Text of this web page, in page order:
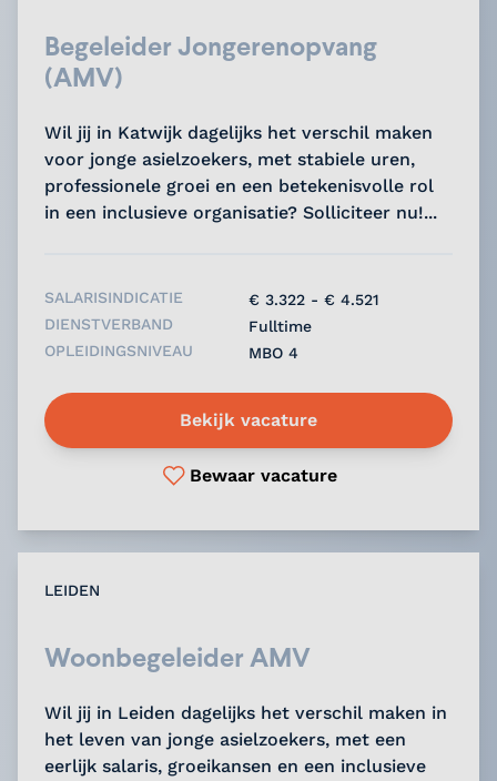
Begeleider Jongerenopvang
(AMV)
Wil jij in Katwijk dagelijks het verschil maken
voor jonge asielzoekers, met stabiele uren,
professionele groei en een betekenisvolle rol
in een inclusieve organisatie? Solliciteer nu!...
SALARISINDICATIE
€ 3.322 - € 4.521
DIENSTVERBAND
Fulltime
OPLEIDINGSNIVEAU
MBO 4
Bekijk vacature
Bewaar vacature
LEIDEN
Woonbegeleider AMV
Wil jij in Leiden dagelijks het verschil maken in
het leven van jonge asielzoekers, met een
eerlijk salaris, groeikansen en een inclusieve